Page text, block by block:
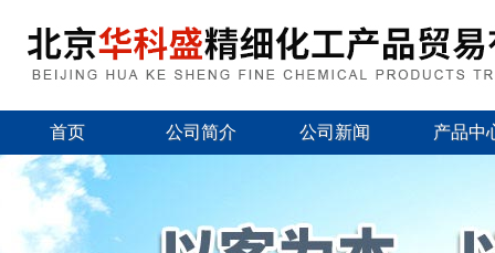
首页 公司简介 公司新闻 产品中